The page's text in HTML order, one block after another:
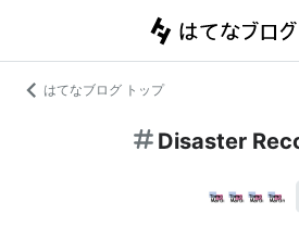
はてなブログ トップ
Disaster